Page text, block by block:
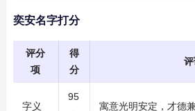
奕安名字打分
评分
项
得
分
字义
95
寓意光明安定，才德